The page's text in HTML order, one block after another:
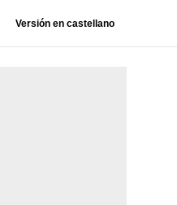
Versión en castellano